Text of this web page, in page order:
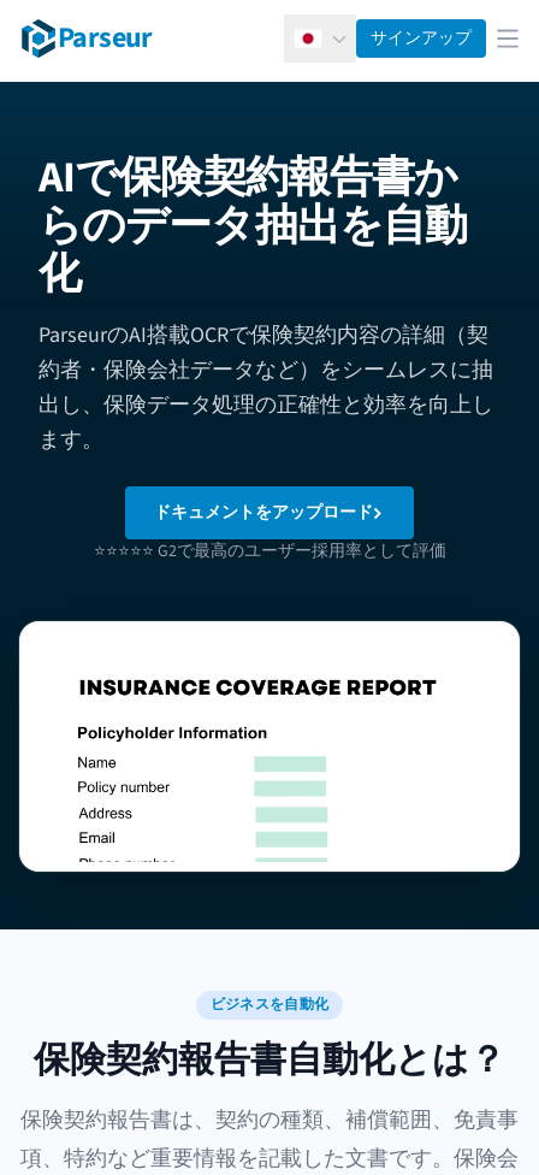
Parseur 日本語サインアップ メ
AIで保険契約報告書か
らのデータ抽出を自動
化
ParseurのAI搭載OCRで保険契約内容の詳細（契
約者・保険会社データなど）をシームレスに抽
出し、保険データ処理の正確性と効率を向上し
ます。
ドキュメントをアップロード
⭐⭐⭐⭐⭐ G2で最高のユーザー採用率として評価
ビジネスを自動化
保険契約報告書自動化とは？
保険契約報告書は、契約の種類、補償範囲、免責事
項、特約など重要情報を記載した文書です。保険会